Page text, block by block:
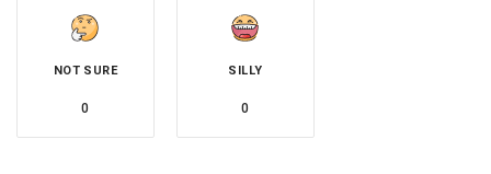
NOT SURE
0
SILLY
0